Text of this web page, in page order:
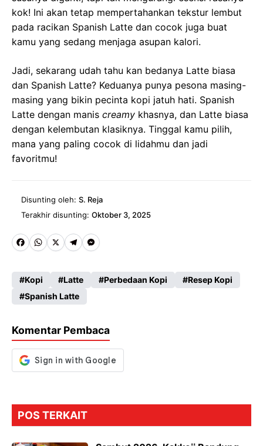
kok! Ini akan tetap mempertahankan tekstur lembut
pada racikan Spanish Latte dan cocok juga buat
kamu yang sedang menjaga asupan kalori.
Jadi, sekarang udah tahu kan bedanya Latte biasa
dan Spanish Latte? Keduanya punya pesona masing-
masing yang bikin pecinta kopi jatuh hati. Spanish
Latte dengan manis creamy khasnya, dan Latte biasa
dengan kelembutan klasiknya. Tinggal kamu pilih,
mana yang paling cocok di lidahmu dan jadi
favoritmu!
Disunting oleh: S. Reja
Terakhir disunting: Oktober 3, 2025
Fa
b
o
k
W
ts
A
p
X
Te
gr
a
M
se
n
er
Kopi Latte Perbedaan Kopi
Resep Kopi
Spanish Latte
Komentar Pembaca
POS TERKAIT